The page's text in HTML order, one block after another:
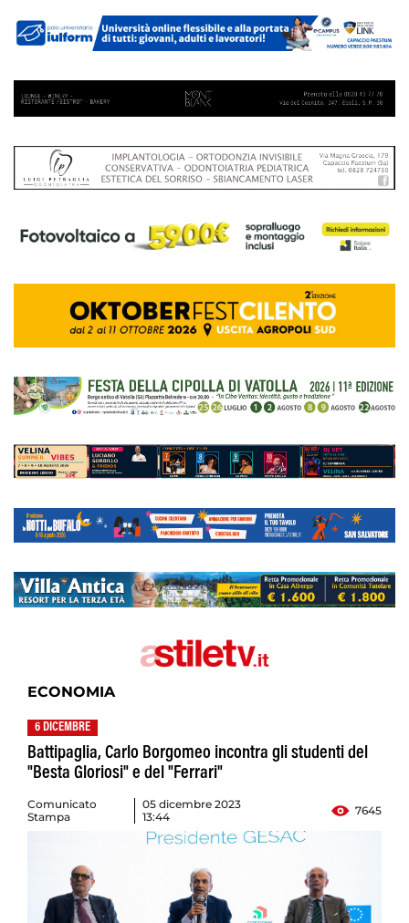
ECONOMIA
6 DICEMBRE
Battipaglia, Carlo Borgomeo incontra gli studenti del
"Besta Gloriosi" e del "Ferrari"
Comunicato
Stampa
05 dicembre 2023
13:44
7645